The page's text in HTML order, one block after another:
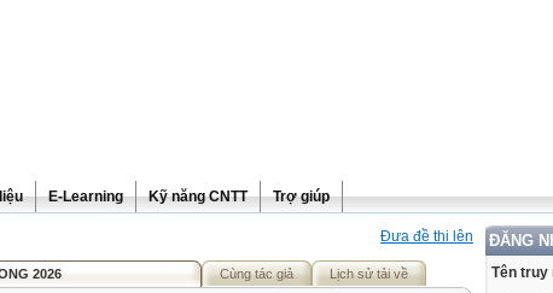
E-Learning Kỹ năng CNTT Trợ giúp
ĐĂNG
Tên truy
Đưa đề thi lên
2026 Cùng tác giả Lịch sử tải về